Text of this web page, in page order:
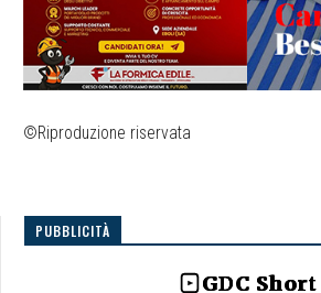
©Riproduzione riservata
PUBBLICITÀ
GDC Short